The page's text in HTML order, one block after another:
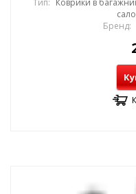
Тип: Коврики в
Бренд: